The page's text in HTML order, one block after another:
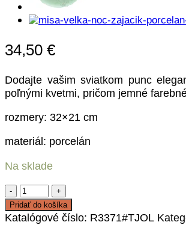
34,50 €
Dodajte vašim sviatkom punc
poľnými kvetmi, pričom jemné
rozmery: 32×21 cm
materiál: porcelán
Na sklade
množstvo
Podnos
Trés
Pridať do košíka
Katalógové číslo: R3371#TJOL